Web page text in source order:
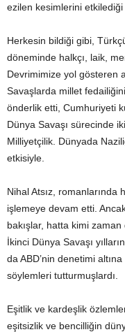
ezilen kesimlerini etkilediği
Herkesin bildiği gibi,
döneminde halkçı, laik,
Devrimimize yol gösteren
Savaşlarda millet
önderlik etti, Cumhuriyeti
Dünya Savaşı sürecinde
Milliyetçilik. Dünyada
etkisiyle.
Nihal Atsız, romanlarında
işlemeye devam etti.
bakışlar, hatta kimi
İkinci Dünya Savaşı
da ABD’nin denetimi
söylemleri tutturmuşlardı.
Eşitlik ve kardeşlik
eşitsizlik ve bencilliğin